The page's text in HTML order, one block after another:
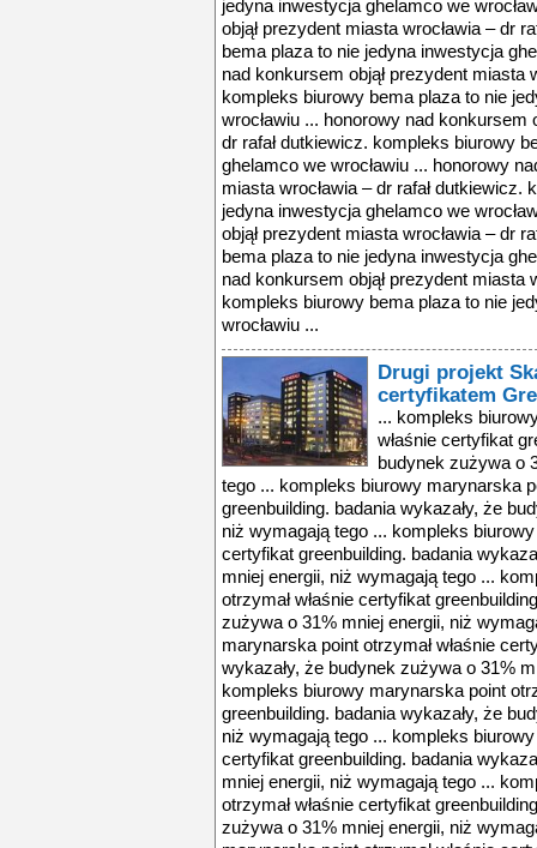
jedyna inwestycja ghelamco we
objął prezydent miasta wrocławia – dr
bema plaza to nie jedyna inwestycja
nad konkursem objął prezydent miasta
kompleks biurowy bema plaza to nie
wrocławiu ... honorowy nad konkursem
dr rafał dutkiewicz. kompleks biurowy
ghelamco we wrocławiu ... honorowy
miasta wrocławia – dr rafał
jedyna inwestycja ghelamco we
objął prezydent miasta wrocławia – dr
bema plaza to nie jedyna inwestycja
nad konkursem objął prezydent miasta
kompleks biurowy bema plaza to nie
wrocławiu ...
Drugi projekt
certyfikatem
... kompleks
właśnie certyfikat
budynek zużywa o
tego ... kompleks biurowy marynarska
greenbuilding. badania wykazały, że
niż wymagają tego ... kompleks
certyfikat greenbuilding. badania
mniej energii, niż wymagają tego ...
otrzymał właśnie certyfikat
zużywa o 31% mniej energii, niż
marynarska point otrzymał właśnie
wykazały, że budynek zużywa o 31%
kompleks biurowy marynarska point
greenbuilding. badania wykazały, że
niż wymagają tego ... kompleks
certyfikat greenbuilding. badania
mniej energii, niż wymagają tego ...
otrzymał właśnie certyfikat
zużywa o 31% mniej energii, niż